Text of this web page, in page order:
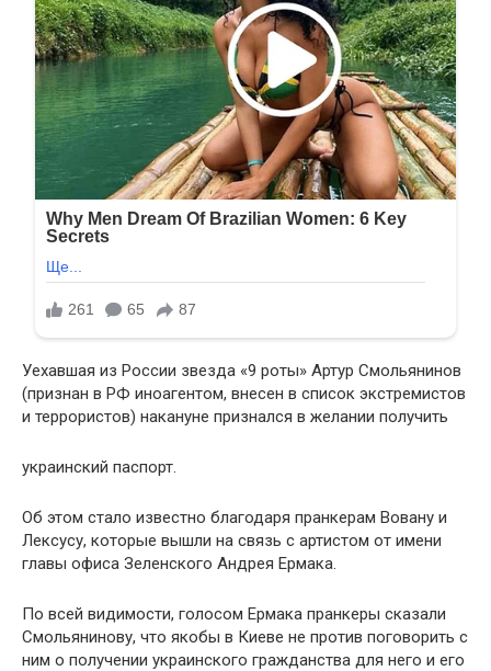
Уехавшая из России звезда «9 роты» Артур Смольянинов
(признан в РФ иноагентом, внесен в список экстремистов
и террористов) накануне признался в желании получить
украинский паспорт.
Об этом стало известно благодаря пранкерам Вовану и
Лексусу, которые вышли на связь с артистом от имени
главы офиса Зеленского Андрея Ермака.
По всей видимости, голосом Ермака пранкеры сказали
Смольянинову, что якобы в Киеве не против поговорить с
ним о получении украинского гражданства для него и его